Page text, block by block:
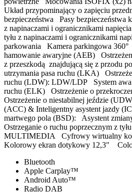
Układ przypominający o zapięciu
bezpieczeństwa Pasy bezpieczeństwa
z napinaczami i ogranicznikami
tyłu z napinaczami i ogranicznikami
parkowania Kamera parkingowa
hamowanie awaryjne (AEB)
z przeszkodą znajdującą się z przodu
utrzymania pasa ruchu (LKA)
ruchu (LDW): LDW/LDP System
ruchu (ELK) Ostrzeżenie o
Ostrzeżenie o niestabilnej jeździe
(ACC) & Inteligentny asystent jazdy
martwego pola (BSD): Asystent
Ostrzeganie o ruchu poprzecznym z
MULTIMEDIA Cyfrowy wirtualny
Kolorowy ekran dotykowy 12,3"
Bluetooth
Apple Carplay™
Android Auto™
Radio DAB